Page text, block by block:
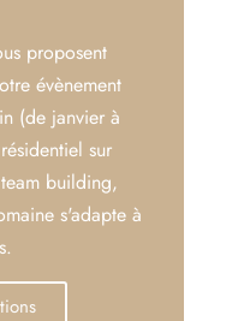
proposent
évènement
(de janvier à
sur
building,
s'adapte à